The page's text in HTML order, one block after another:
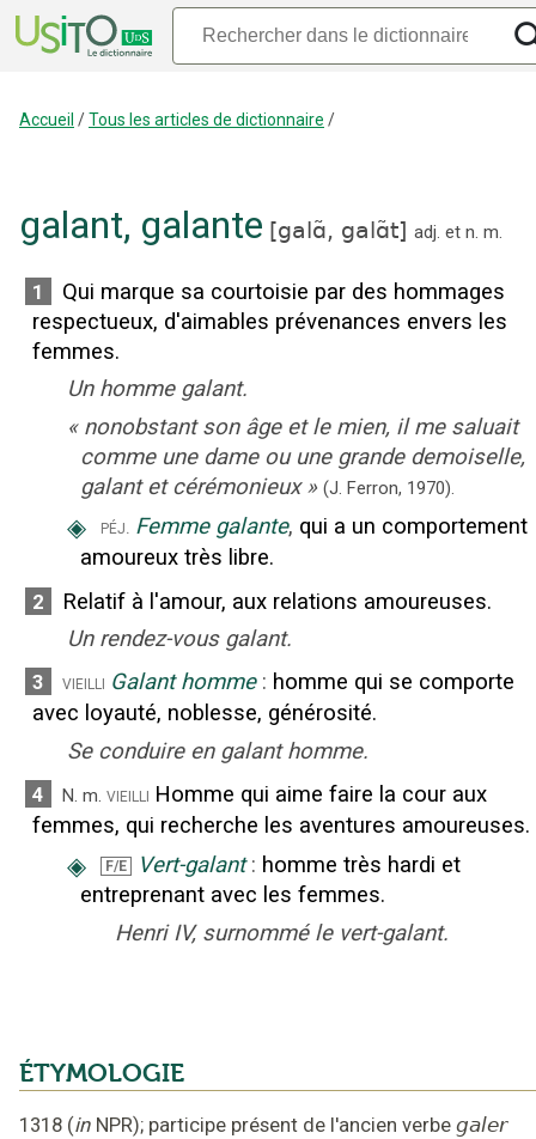
Accueil /Tous les articles de dictionnaire /
galant, galante [galɑ̃, galɑ̃t] adj. et n. m.
1
Qui marque sa courtoisie par des hommages
respectueux, d'aimables prévenances envers les
femmes.
Un homme galant.
« nonobstant son âge et le mien, il me saluait
comme une dame ou une grande demoiselle,
galant et cérémonieux » (J. Ferron, 1970).
◈ péj. Femme galante, qui a un comportement
amoureux très libre.
2
Relatif à l'amour, aux relations amoureuses.
Un rendez-vous galant.
3 vieilli Galant homme : homme qui se comporte
avec loyauté, noblesse, générosité.
Se conduire en galant homme.
4 N. m. vieilli Homme qui aime faire la cour aux
femmes, qui recherche les aventures amoureuses.
◈ F/E Vert-galant : homme très hardi et
entreprenant avec les femmes.
Henri IV, surnommé le vert-galant.
ÉTYMOLOGIE
1318 (in NPR); participe présent de l'ancien verbe galer